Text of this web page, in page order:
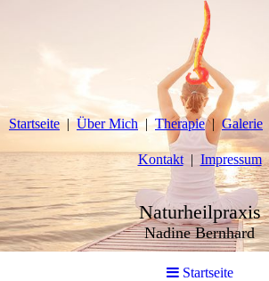
Startseite Über Mich Therapie Galerie
Kontakt Impressum
Naturheilpraxis
Nadine Bernhard
Startseite